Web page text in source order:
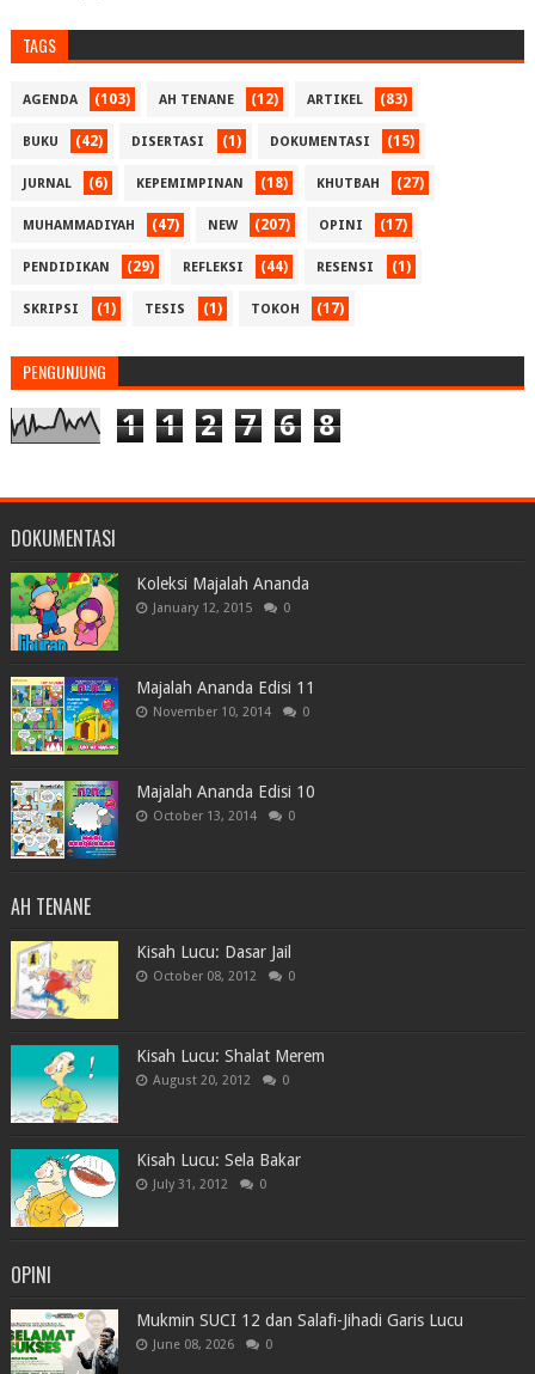
TAGS
AGENDA (103) AH TENANE (12) ARTIKEL (83)
BUKU (42) DISERTASI (1) DOKUMENTASI (15)
JURNAL (6) KEPEMIMPINAN (18) KHUTBAH (27)
MUHAMMADIYAH (47) NEW (207) OPINI (17)
PENDIDIKAN (29) REFLEKSI (44) RESENSI (1)
SKRIPSI (1) TESIS (1) TOKOH (17)
PENGUNJUNG
1 1 2 7 6 8
DOKUMENTASI
Koleksi Majalah Ananda
January 12, 2015 0
Majalah Ananda Edisi 11
November 10, 2014 0
Majalah Ananda Edisi 10
October 13, 2014 0
AH TENANE
Kisah Lucu: Dasar Jail
October 08, 2012 0
Kisah Lucu: Shalat Merem
August 20, 2012 0
Kisah Lucu: Sela Bakar
July 31, 2012 0
OPINI
Mukmin SUCI 12 dan Salafi-Jihadi Garis Lucu
June 08, 2026 0